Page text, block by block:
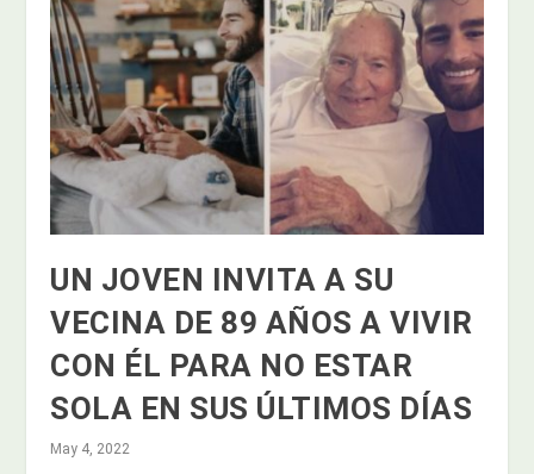
UN JOVEN INVITA A SU
VECINA DE 89 AÑOS A VIVIR
CON ÉL PARA NO ESTAR
SOLA EN SUS ÚLTIMOS DÍAS
May 4, 2022